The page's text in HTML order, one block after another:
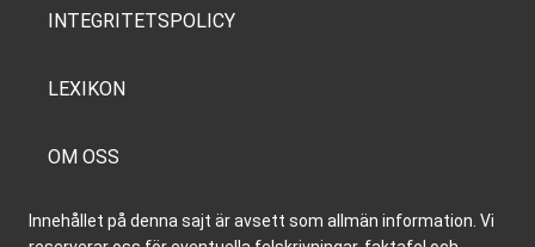
INTEGRITETSPOLICY
LEXIKON
OM OSS
Innehållet på denna sajt är avsett som allmän information. Vi